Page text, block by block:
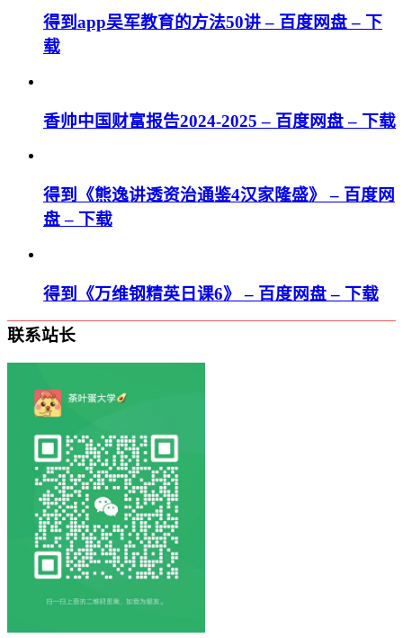
得到app吴军教育的方法50讲 – 百度网盘 – 下
载
香帅中国财富报告2024-2025 – 百度网盘 – 下载
得到《熊逸讲透资治通鉴4汉家隆盛》 – 百度网
盘 – 下载
得到《万维钢精英日课6》 – 百度网盘 – 下载
联系站长